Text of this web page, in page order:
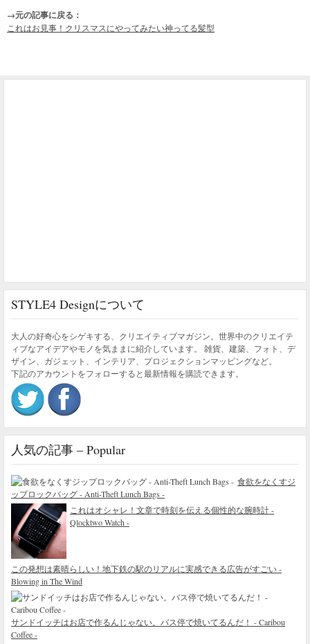
→元の記事に戻る：
これはお見事！クリスマスにやってみたい神ってる髪型
STYLE4 Designについて
大人の好奇心をシゲキする、クリエイティブマガジン。世界中のクリエイテ
ィブなアイデアやモノを気ままに紹介しています。 雑貨、建築、フォト、デ
ザイン、ガジェット、インテリア、プロジェクションマッピングなど。
下記のアカウントをフォローすると最新情報を購読できます。
人気の記事 – Popular
食欲をなくすジ
ップロックバッグ - Anti-Theft Lunch Bags -
これはオシャレ！文章で時刻を伝える個性的な腕時計 -
Qlocktwo Watch -
この発想は素晴らしい！地下鉄の駅のリアルに実感できる広告がすごい -
Blowing in The Wind
サンドイッチはお店で作るんじゃない。バス停で焼いてるんだ！ - Caribou
Coffee -